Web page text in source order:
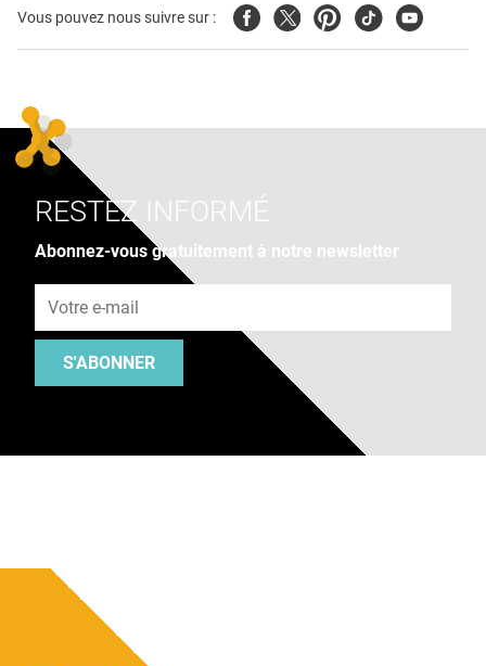
Vous pouvez nous suivre sur : FacebookTwitterPinterest
TiktokYoutube
RESTEZ INFORMÉ
Abonnez-vous gratuitement à notre newsletter
S'ABONNER